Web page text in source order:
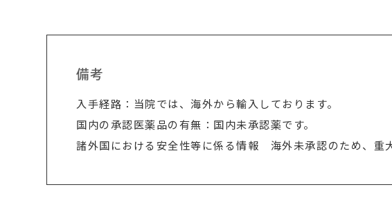
備考
入手経路：当院では、海外から輸入しております。
国内の承認医薬品の有無：国内未承認薬です。
諸外国における安全性等に係る情報 海外未承認のため、重